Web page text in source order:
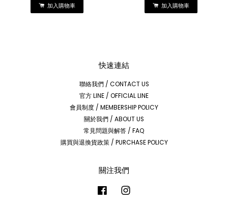
加入購物車 加入購物車
快速連結
聯絡我們 / CONTACT US
官方 LINE / OFFICIAL LINE
會員制度 / MEMBERSHIP POLICY
關於我們 / ABOUT US
常見問題與解答 / FAQ
購買與退換貨政策 / PURCHASE POLICY
關注我們
Facebook